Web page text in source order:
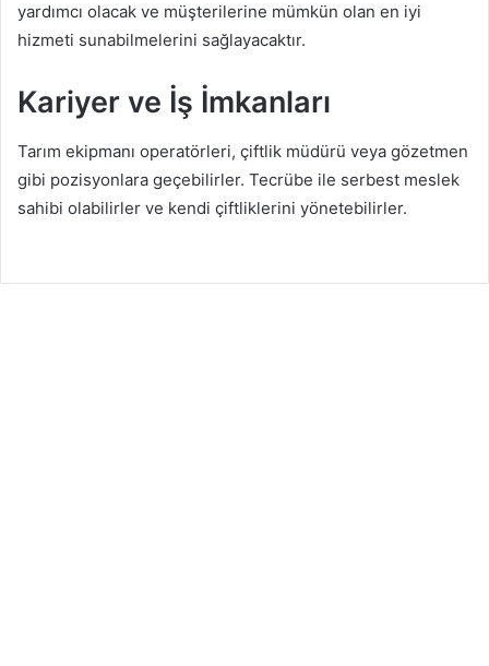
yardımcı olacak ve müşterilerine mümkün olan en iyi
hizmeti sunabilmelerini sağlayacaktır.
Kariyer ve İş İmkanları
Tarım ekipmanı operatörleri, çiftlik müdürü veya gözetmen
gibi pozisyonlara geçebilirler. Tecrübe ile serbest meslek
sahibi olabilirler ve kendi çiftliklerini yönetebilirler.